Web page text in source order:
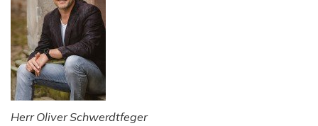
Herr Oliver Schwerdtfeger